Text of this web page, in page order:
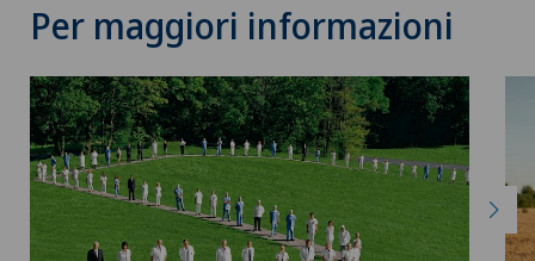
Per maggiori informazioni